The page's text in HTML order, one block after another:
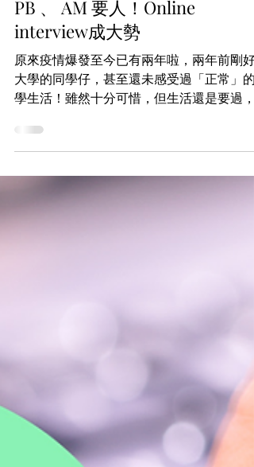
疫後求職市況：IT Consulting 、
PB 、 AM 要人！Online
interview成大勢
原來疫情爆發至今已有兩年啦，兩年前剛好
大學的同學仔，甚至還未感受過「正常」的
學生活！雖然十分可惜，但生活還是要過，